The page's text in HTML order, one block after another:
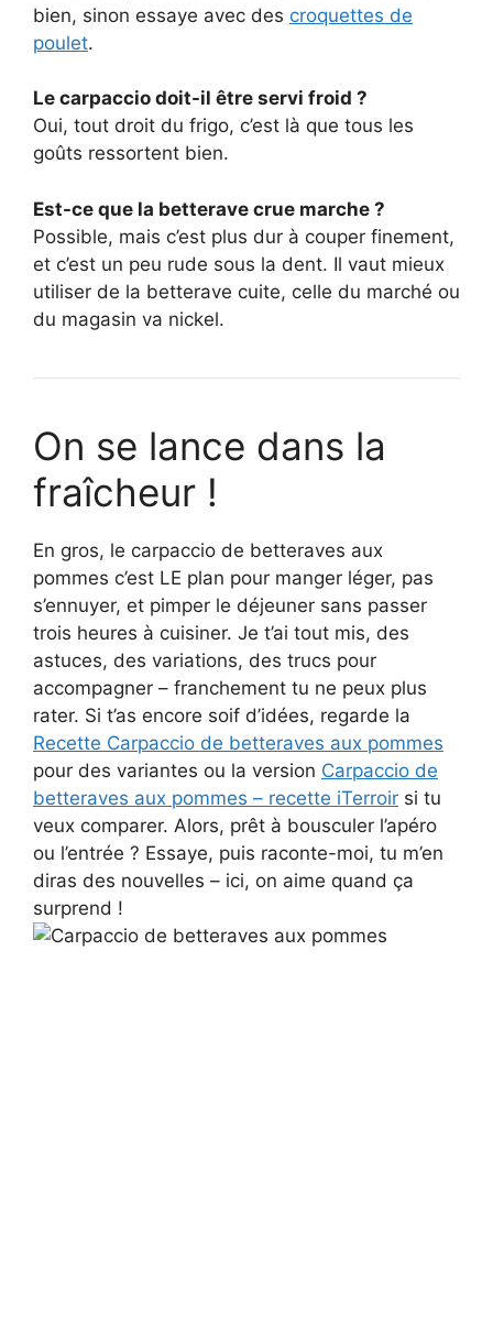
bien, sinon essaye avec des croquettes de
poulet.
Le carpaccio doit-il être servi froid ?
Oui, tout droit du frigo, c’est là que tous les
goûts ressortent bien.
Est-ce que la betterave crue marche ?
Possible, mais c’est plus dur à couper finement,
et c’est un peu rude sous la dent. Il vaut mieux
utiliser de la betterave cuite, celle du marché ou
du magasin va nickel.
On se lance dans la
fraîcheur !
En gros, le carpaccio de betteraves aux
pommes c’est LE plan pour manger léger, pas
s’ennuyer, et pimper le déjeuner sans passer
trois heures à cuisiner. Je t’ai tout mis, des
astuces, des variations, des trucs pour
accompagner – franchement tu ne peux plus
rater. Si t’as encore soif d’idées, regarde la
Recette Carpaccio de betteraves aux pommes
pour des variantes ou la version Carpaccio de
betteraves aux pommes – recette iTerroir si tu
veux comparer. Alors, prêt à bousculer l’apéro
ou l’entrée ? Essaye, puis raconte-moi, tu m’en
diras des nouvelles – ici, on aime quand ça
surprend !